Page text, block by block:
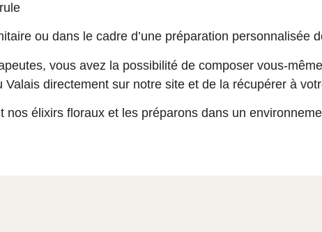
ou dans le cadre d’une préparation personnalisée
vous avez la possibilité de composer vous-
directement sur notre site et de la récupérer à
nos élixirs floraux et les préparons dans un